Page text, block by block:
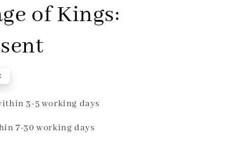
of Kings:
3-5 working days
7-30 working days